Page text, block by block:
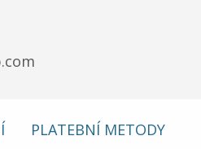
PLATEBNÍ METODY